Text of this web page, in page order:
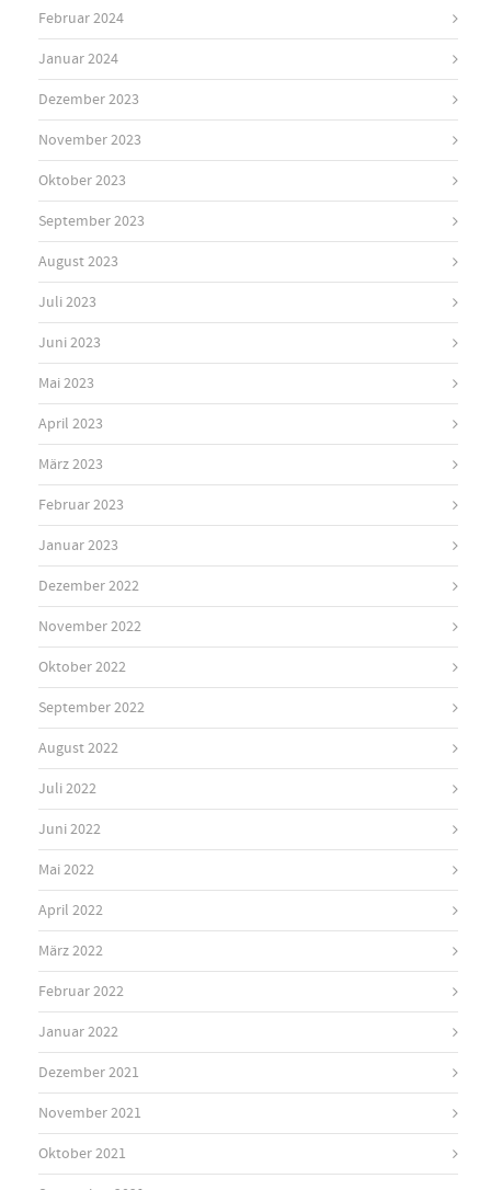
Februar 2024
Januar 2024
Dezember 2023
November 2023
Oktober 2023
September 2023
August 2023
Juli 2023
Juni 2023
Mai 2023
April 2023
März 2023
Februar 2023
Januar 2023
Dezember 2022
November 2022
Oktober 2022
September 2022
August 2022
Juli 2022
Juni 2022
Mai 2022
April 2022
März 2022
Februar 2022
Januar 2022
Dezember 2021
November 2021
Oktober 2021